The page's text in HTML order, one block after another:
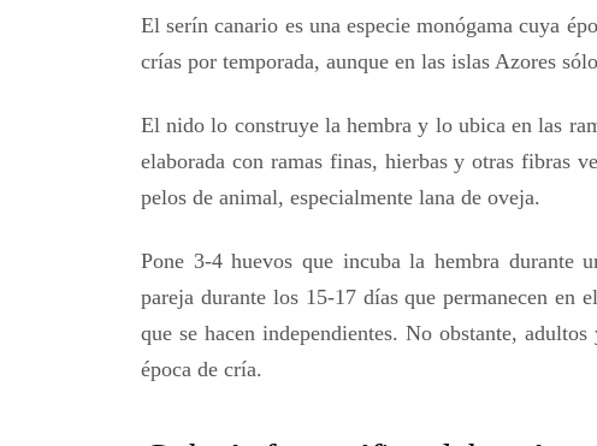
El serín canario es una especie monógama cuya
crías por temporada, aunque en las islas Azores
El nido lo construye la hembra y lo ubica en las
elaborada con ramas finas, hierbas y otras fibras
pelos de animal, especialmente lana de oveja.
Pone 3-4 huevos que incuba la hembra durante
pareja durante los 15-17 días que permanecen en
que se hacen independientes. No obstante,
época de cría.